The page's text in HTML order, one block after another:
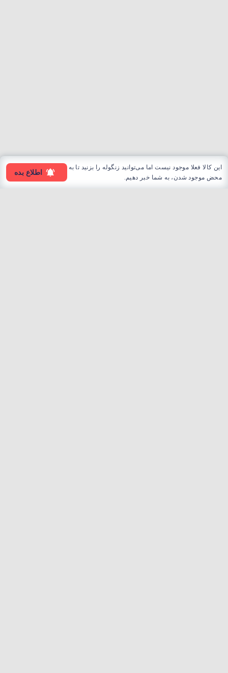
این کالا فعلا موجود نیست اما می‌توانید زنگوله را بزنید تا به
محض موجود شدن، به شما خبر دهیم.
اطلاع بده